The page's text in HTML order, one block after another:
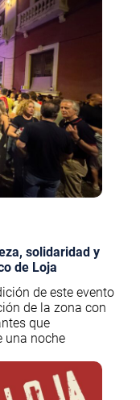
solidaridad y
de Loja
de este evento
de la zona con
que
una noche